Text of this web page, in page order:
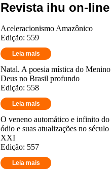
Revista ihu on-line
Aceleracionismo Amazônico
Edição: 559
Leia mais
Natal. A poesia mística do Menino
Deus no Brasil profundo
Edição: 558
Leia mais
O veneno automático e infinito do
ódio e suas atualizações no século
XXI
Edição: 557
Leia mais